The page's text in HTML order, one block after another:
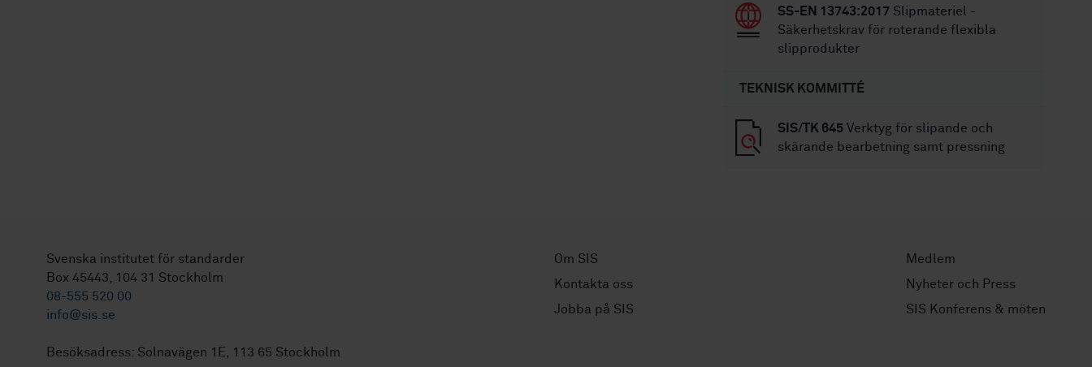
SS-EN 13743:2017 Slipmateriel -
Säkerhetskrav för roterande flexibla
slipprodukter
TEKNISK KOMMITTÉ
SIS/TK 645 Verktyg för slipande och
skärande bearbetning samt pressning
Svenska institutet för standarder
Box 45443, 104 31 Stockholm
08-555 520 00
info@sis.se
Besöksadress: Solnavägen 1E, 113 65 Stockholm
Om SIS
Kontakta oss
Jobba på SIS
Medlem
Nyheter och Press
SIS Konferens & möten